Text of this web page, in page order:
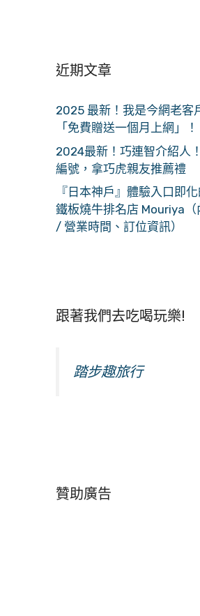
近期文章
2025 最新！我是今網老客
「免費贈送一個月上網」！
2024最新！巧連智介紹人
編號，拿巧虎親友推薦禮
『日本神戶』體驗入口即化
鐵板燒牛排名店 Mouriya（
/ 營業時間、訂位資訊）
跟著我們去吃喝玩樂!
踏步趣旅行
贊助廣告